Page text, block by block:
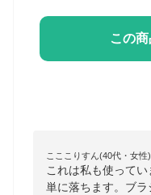
この
こここりすん(40代・女性)
これは私も使って
単に落ちます。ブ